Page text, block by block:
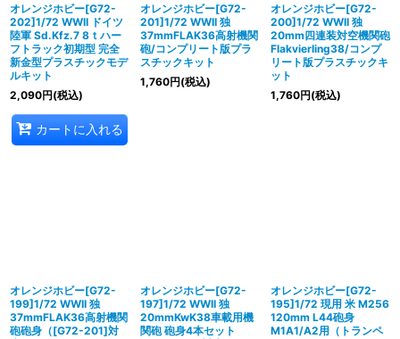
オレンジホビー[G72-
202]1/72 WWII ドイツ
陸軍 Sd.Kfz.7 8ｔハー
フトラック初期型 完全
新金型プラスチックモデ
ルキット
2,090円(税込)
カートに入れる
オレンジホビー[G72-
201]1/72 WWII 独
37mmFLAK36高射機関
砲/コンプリート版プラ
スチックキット
1,760円(税込)
オレンジホビー[G72-
200]1/72 WWII 独
20mm四連装対空機関砲
Flakvierling38/コンプ
リート版プラスチックキ
ット
1,760円(税込)
オレンジホビー[G72-
199]1/72 WWII 独
37mmFLAK36高射機関
砲砲身（[G72-201]対
オレンジホビー[G72-
197]1/72 WWII 独
20mmKwK38車載用機
関砲 砲身4本セット
オレンジホビー[G72-
195]1/72 現用 米 M256
120mm L44砲身
M1A1/A2用（トランペ